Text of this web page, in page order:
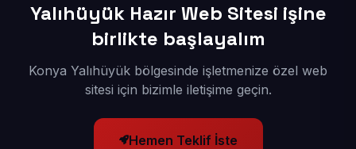
Yalıhüyük Hazır Web Sitesi işine
birlikte başlayalım
Konya Yalıhüyük bölgesinde işletmenize özel web
sitesi için bizimle iletişime geçin.
Hemen Teklif İste